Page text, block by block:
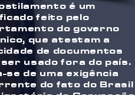
é um
feito pelo
do governo
que atestam a
de documentos
usado fora do país.
se de uma exigência
do fato do Brasil